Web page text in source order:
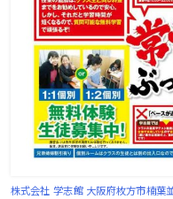
株式会社 学志館 大阪府枚方市楠葉